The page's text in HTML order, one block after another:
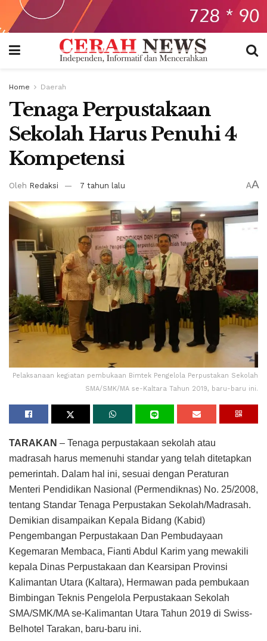
Home Daerah
Tenaga Perpustakaan
Sekolah Harus Penuhi 4
Kompetensi
Oleh Redaksi 7 tahun lalu AA
Pelaksanaan kegiatan pembukaan Bimtek Pengelola Perpustakan Sekolah
SMA/SMK/MA se-Kaltara Tahun 2019, baru-baru ini.
TARAKAN – Tenaga perpustakaan sekolah atau
madrasah harus memenuhi standar yang telah ditetapkan
pemerintah. Dalam hal ini, sesuai dengan Peraturan
Menteri Pendidikan Nasional (Permendiknas) No. 25/2008,
tentang Standar Tenaga Perpustakan Sekolah/Madrasah.
Demikian disampaikan Kepala Bidang (Kabid)
Pengembangan Perpustakaan Dan Pembudayaan
Kegemaran Membaca, Fianti Abdul Karim yang mewakili
kepala Dinas Perpustakaan dan Kearsipan Provinsi
Kalimantan Utara (Kaltara), Hermawan pada pembukaan
Bimbingan Teknis Pengelola Perpustakaan Sekolah
SMA/SMK/MA se-Kalimantan Utara Tahun 2019 di Swiss-
Belhotel Tarakan, baru-baru ini.